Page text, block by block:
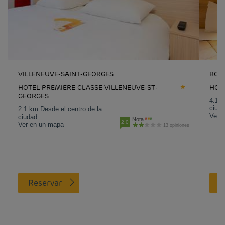
VILLENEUVE-SAINT-GEORGES
HOTEL PREMIERE CLASSE VILLENEUVE-ST-
GEORGES
2.1 km Desde el centro de la
ciudad
Ver en un mapa
2.0 Nota
13 opiniones
Reservar
4.1
Ver